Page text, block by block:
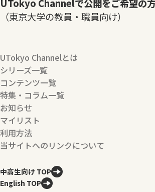
UTokyo Channelで公開をご希望の
（東京大学の教員・職員向け）
UTokyo Channelとは
シリーズ一覧
コンテンツ一覧
特集・コラム一覧
お知らせ
マイリスト
利用方法
当サイトへのリンクについて
中高生向け TOP
English TOP